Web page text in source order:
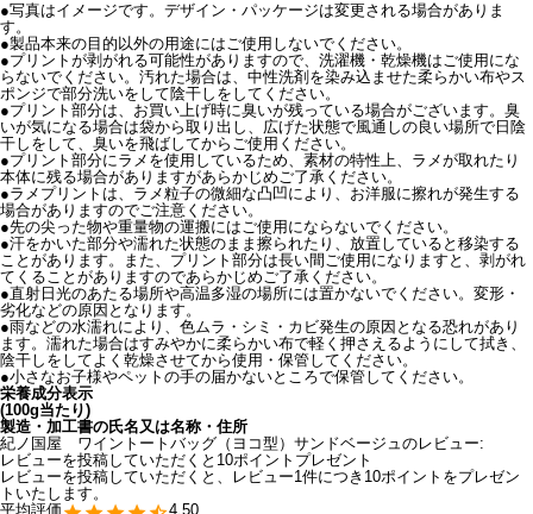
●写真はイメージです。デザイン・パッケージは変更される場合がありま
す。
●製品本来の目的以外の用途にはご使用しないでください。
●プリントが剥がれる可能性がありますので、洗濯機・乾燥機はご使用にな
らないでください。汚れた場合は、中性洗剤を染み込ませた柔らかい布やス
ポンジで部分洗いをして陰干しをしてください。
●プリント部分は、お買い上げ時に臭いが残っている場合がございます。臭
いが気になる場合は袋から取り出し、広げた状態で風通しの良い場所で日陰
干しをして、臭いを飛ばしてからご使用ください。
●プリント部分にラメを使用しているため、素材の特性上、ラメが取れたり
本体に残る場合がありますがあらかじめご了承ください。
●ラメプリントは、ラメ粒子の微細な凸凹により、お洋服に擦れが発生する
場合がありますのでご注意ください。
●先の尖った物や重量物の運搬にはご使用にならないでください。
●汗をかいた部分や濡れた状態のまま擦られたり、放置していると移染する
ことがあります。また、プリント部分は長い間ご使用になりますと、剥がれ
てくることがありますのであらかじめご了承ください。
●直射日光のあたる場所や高温多湿の場所には置かないでください。変形・
劣化などの原因となります。
●雨などの水濡れにより、色ムラ・シミ・カビ発生の原因となる恐れがあり
ます。濡れた場合はすみやかに柔らかい布で軽く押さえるようにして拭き、
陰干しをしてよく乾燥させてから使用・保管してください。
●小さなお子様やペットの手の届かないところで保管してください。
栄養成分表示
(100g当たり)
製造・加工書の氏名又は名称・住所
紀ノ国屋 ワイントートバッグ（ヨコ型）サンドベージュのレビュー:
レビューを投稿していただくと10ポイントプレゼント
レビューを投稿していただくと、レビュー1件につき10ポイントをプレゼン
トいたします。
4.50